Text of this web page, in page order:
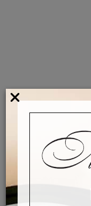
רכישה מאובטחת